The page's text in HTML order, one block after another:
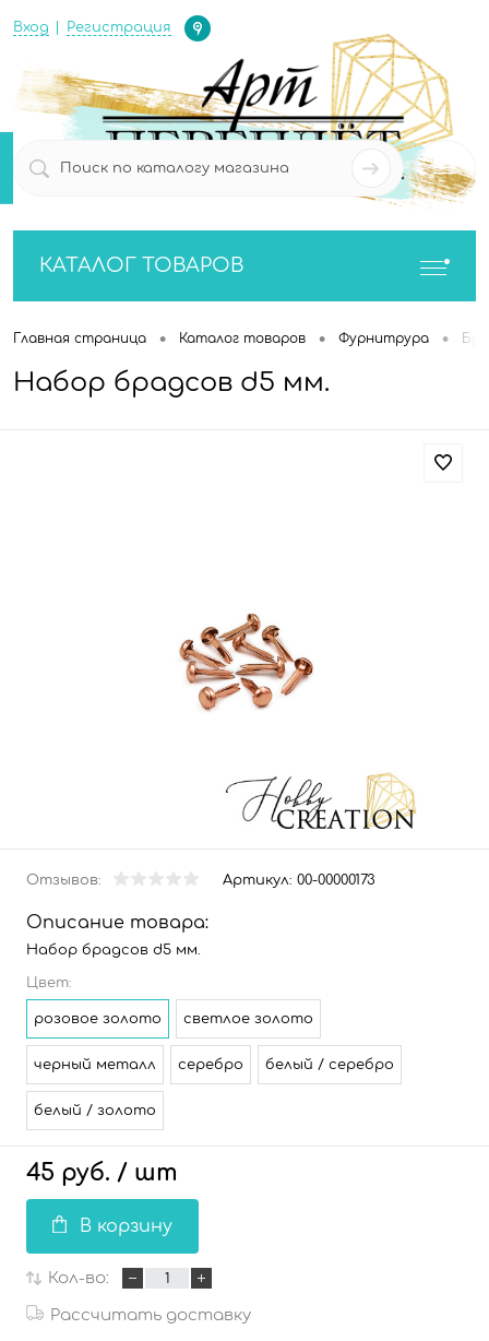
Вход Регистрация
Определение
0
КАТАЛОГ ТОВАРОВ
Главная страница • Каталог товаров • Фурнитрура •
Набор брадсов d5 мм.
Отзывов: Артикул: 00-00000173
Описание товара:
Набор брадсов d5 мм.
Цвет:
розовое золото светлое золото
черный металл серебро белый / серебро
белый / золото
45 руб. / шт
В корзину
Кол-во:
Рассчитать доставку